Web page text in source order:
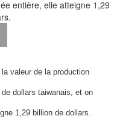
valeur de la production
dollars taiwanais, et on
1,29 billion de dollars.